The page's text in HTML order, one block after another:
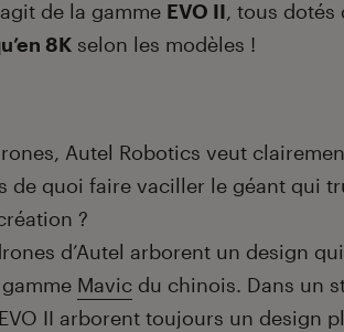
de la gamme EVO II, tous dotés
8K selon les modèles !
Autel Robotics veut
de quoi faire vaciller le géant qui
?
d’Autel arborent un design
Mavic du chinois. Dans un
II arborent toujours un design